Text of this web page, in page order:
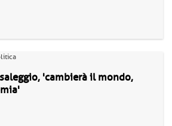
'cambierà il mondo,